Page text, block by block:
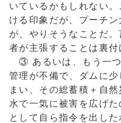
いているかもしれない
ける印象だが、プーチ
が、やりそうなことだ
者が主張することは裏付
③ あるいは、もう一つ
管理が不備で、ダムに
まい、その総蓄積＋自
水で一気に被害を広げ
として自ら指令を出し